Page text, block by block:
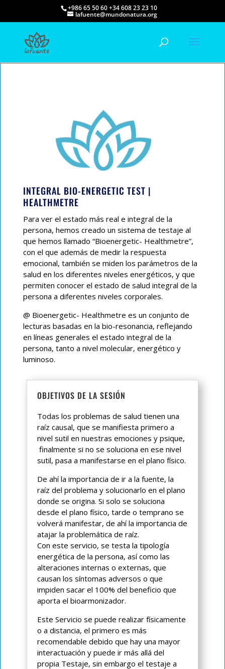
+986 65 50 60 +34 608 23 23 10
lafuente@mundonatura.org
INTEGRAL BIO-ENERGETIC TEST |
HEALTHMETRE
Para ver el estado más real e integral de la
persona, hemos creado un sistema de testaje al
que hemos llamado “Bioenergetic- Healthmetre”,
con el que además de medir la respuesta
emocional, también se miden los parámetros de la
salud en los diferentes niveles energéticos, y que
permiten conocer el estado de salud integral de la
persona a diferentes niveles corporales.
@ Bioenergetic- Healthmetre es un conjunto de
lecturas basadas en la bio-resonancia, reflejando
en líneas generales el estado integral de la
persona, tanto a nivel molecular, energético y
luminoso.
OBJETIVOS DE LA SESIÓN
Todas los problemas de salud tienen una
raíz causal, que se manifiesta primero a
nivel sutil en nuestras emociones y psique,
finalmente si no se soluciona en ese nivel
sutil, pasa a manifestarse en el plano físico.
De ahí la importancia de ir a la fuente, la
raíz del problema y solucionarlo en el plano
donde se origina. Si solo se soluciona
desde el plano físico, tarde o temprano se
volverá manifestar, de ahí la importancia de
atajar la problemática de raíz.
Con este servicio, se testa la tipología
energética de la persona, así como las
alteraciones internas o externas, que
causan los síntomas adversos o que
impiden sacar el 100% del beneficio que
aporta el bioarmonizador.
Este Servicio se puede realizar físicamente
o a distancia, el primero es más
recomendable debido que hay una mayor
interactuación y puede ir más allá del
propia Testaje, sin embargo el testaje a